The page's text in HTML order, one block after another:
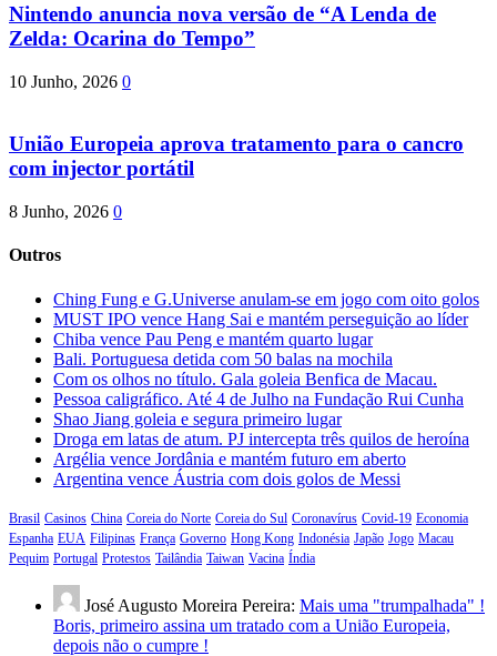
Nintendo anuncia nova versão de “A Lenda de
Zelda: Ocarina do Tempo”
10 Junho, 2026 0
União Europeia aprova tratamento para o cancro
com injector portátil
8 Junho, 2026 0
Outros
Ching Fung e G.Universe anulam-se em jogo com oito golos
MUST IPO vence Hang Sai e mantém perseguição ao líder
Chiba vence Pau Peng e mantém quarto lugar
Bali. Portuguesa detida com 50 balas na mochila
Com os olhos no título. Gala goleia Benfica de Macau.
Pessoa caligráfico. Até 4 de Julho na Fundação Rui Cunha
Shao Jiang goleia e segura primeiro lugar
Droga em latas de atum. PJ intercepta três quilos de heroína
Argélia vence Jordânia e mantém futuro em aberto
Argentina vence Áustria com dois golos de Messi
Brasil Casinos China Coreia do Norte Coreia do Sul Coronavírus Covid-19 Economia
Espanha EUA Filipinas França Governo Hong Kong Indonésia Japão Jogo Macau
Pequim Portugal Protestos Tailândia Taiwan Vacina Índia
José Augusto Moreira Pereira: Mais uma "trumpalhada" !
Boris, primeiro assina um tratado com a União Europeia,
depois não o cumpre !